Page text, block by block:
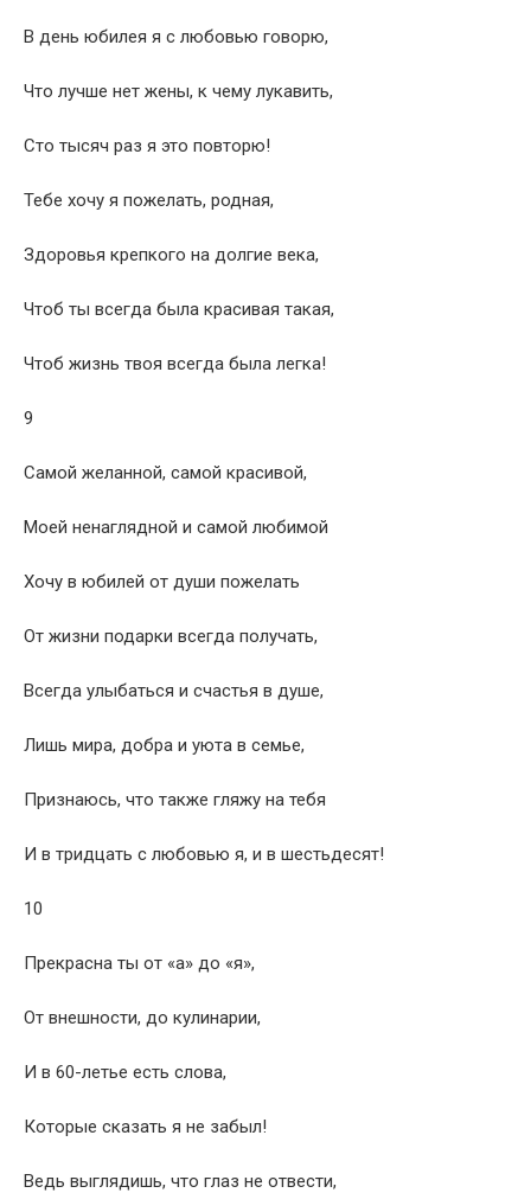
В день юбилея я с любовью говорю,
Что лучше нет жены, к чему лукавить,
Сто тысяч раз я это повторю!
Тебе хочу я пожелать, родная,
Здоровья крепкого на долгие века,
Чтоб ты всегда была красивая такая,
Чтоб жизнь твоя всегда была легка!
9
Самой желанной, самой красивой,
Моей ненаглядной и самой любимой
Хочу в юбилей от души пожелать
От жизни подарки всегда получать,
Всегда улыбаться и счастья в душе,
Лишь мира, добра и уюта в семье,
Признаюсь, что также гляжу на тебя
И в тридцать с любовью я, и в шестьдесят!
10
Прекрасна ты от «а» до «я»,
От внешности, до кулинарии,
И в 60-летье есть слова,
Которые сказать я не забыл!
Ведь выглядишь, что глаз не отвести,